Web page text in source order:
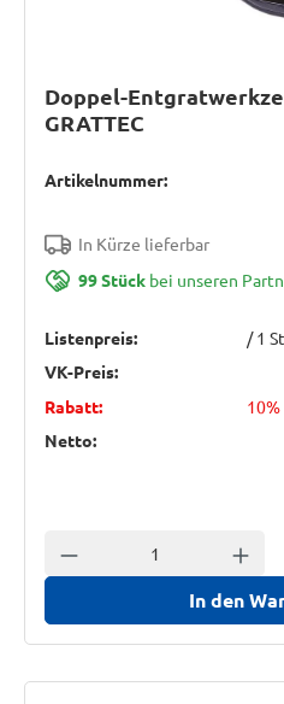
Doppel-
GRATTEC
Artikelnummer:
In Kürze lieferbar
99 Stück bei unseren
Listenpreis: / 1
VK-Preis:
Rabatt:
10%
Netto:
Anzahl verringern
In den